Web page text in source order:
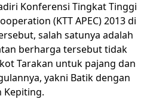
Konferensi Tingkat Tinggi
(KTT APEC) 2013 di
salah satunya adalah
berharga tersebut tidak
Tarakan untuk pajang dan
yakni Batik dengan
Kepiting.